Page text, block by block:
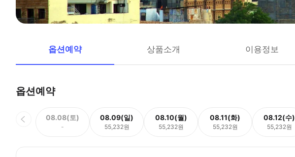
옵션예약 상품소개 이용정보
옵션예약
08.08(토)
-
08.09(일)
55,232원
08.10(월)
55,232원
08.11(화)
55,232원
08.12(수)
55,232원